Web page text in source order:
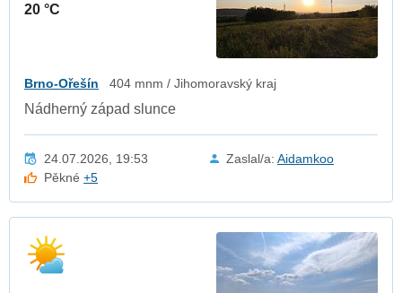
20 °C
Brno-Ořešín 404 mnm / Jihomoravský kraj
Nádherný západ slunce
24.07.2026, 19:53 Zaslal/a: Aidamkoo
Pěkné+5